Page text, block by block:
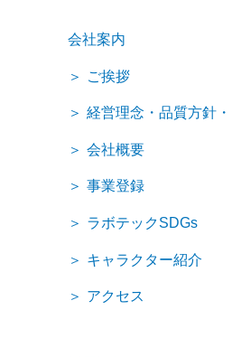
会社案内
ご挨拶
経営理念・品質方針
会社概要
事業登録
ラボテックSDGs
キャラクター紹介
アクセス